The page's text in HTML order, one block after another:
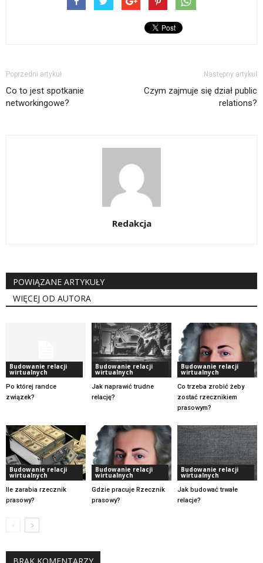
Poprzedni artykuł
Co to jest spotkanie
networkingowe?
Następny artykuł
Czym zajmuje się dział public
relations?
Redakcja
POWIĄZANE ARTYKUŁY
WIĘCEJ OD AUTORA
Budowanie relacji
wirtualnych
Po której randce
związek?
Budowanie relacji
wirtualnych
Jak naprawić trudne
relację?
Budowanie relacji
wirtualnych
Co trzeba zrobić żeby
zostać rzecznikiem
prasowym?
Budowanie relacji
wirtualnych
Ile zarabia rzecznik
prasowy?
Budowanie relacji
wirtualnych
Gdzie pracuje Rzecznik
prasowy?
Budowanie relacji
wirtualnych
Jak budować trwałe
relacje?
BRAK KOMENTARZY